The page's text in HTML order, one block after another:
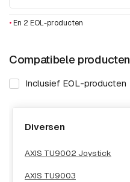
• En 2 EOL-producten
Compatibele producten
Inclusief EOL-producten
Diversen
AXIS TU9002 Joystick
AXIS TU9003